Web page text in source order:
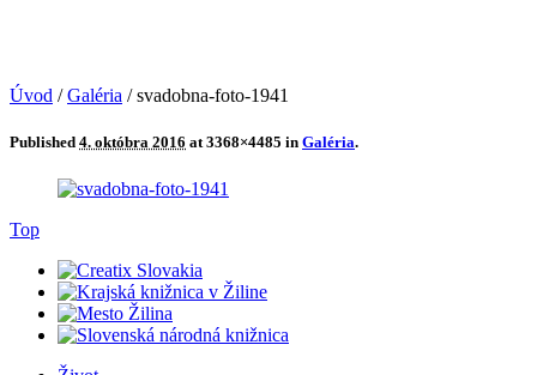
Úvod /Galéria /svadobna-foto-1941
Published 4. októbra 2016 at 3368×4485 in Galéria.
Top